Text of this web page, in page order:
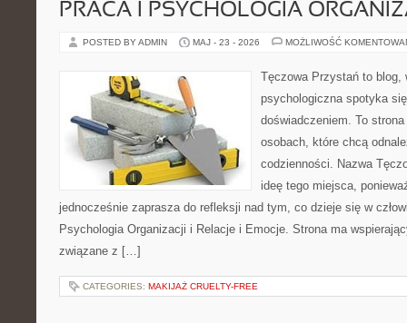
PRACA I PSYCHOLOGIA
POSTED BY ADMIN MAJ - 23 - 2026 MOŻLIWOŚĆ
Tęczowa Przystań to blog,
psychologiczna spotyka
doświadczeniem. To
osobach, które chcą
codzienności. Nazwa
ideę tego miejsca,
jednocześnie zaprasza do refleksji nad tym, co dzieje się w
Psychologia Organizacji i Relacje i Emocje. Strona ma
związane z […]
CATEGORIES: MAKIJAŻ CRUELTY-FREE